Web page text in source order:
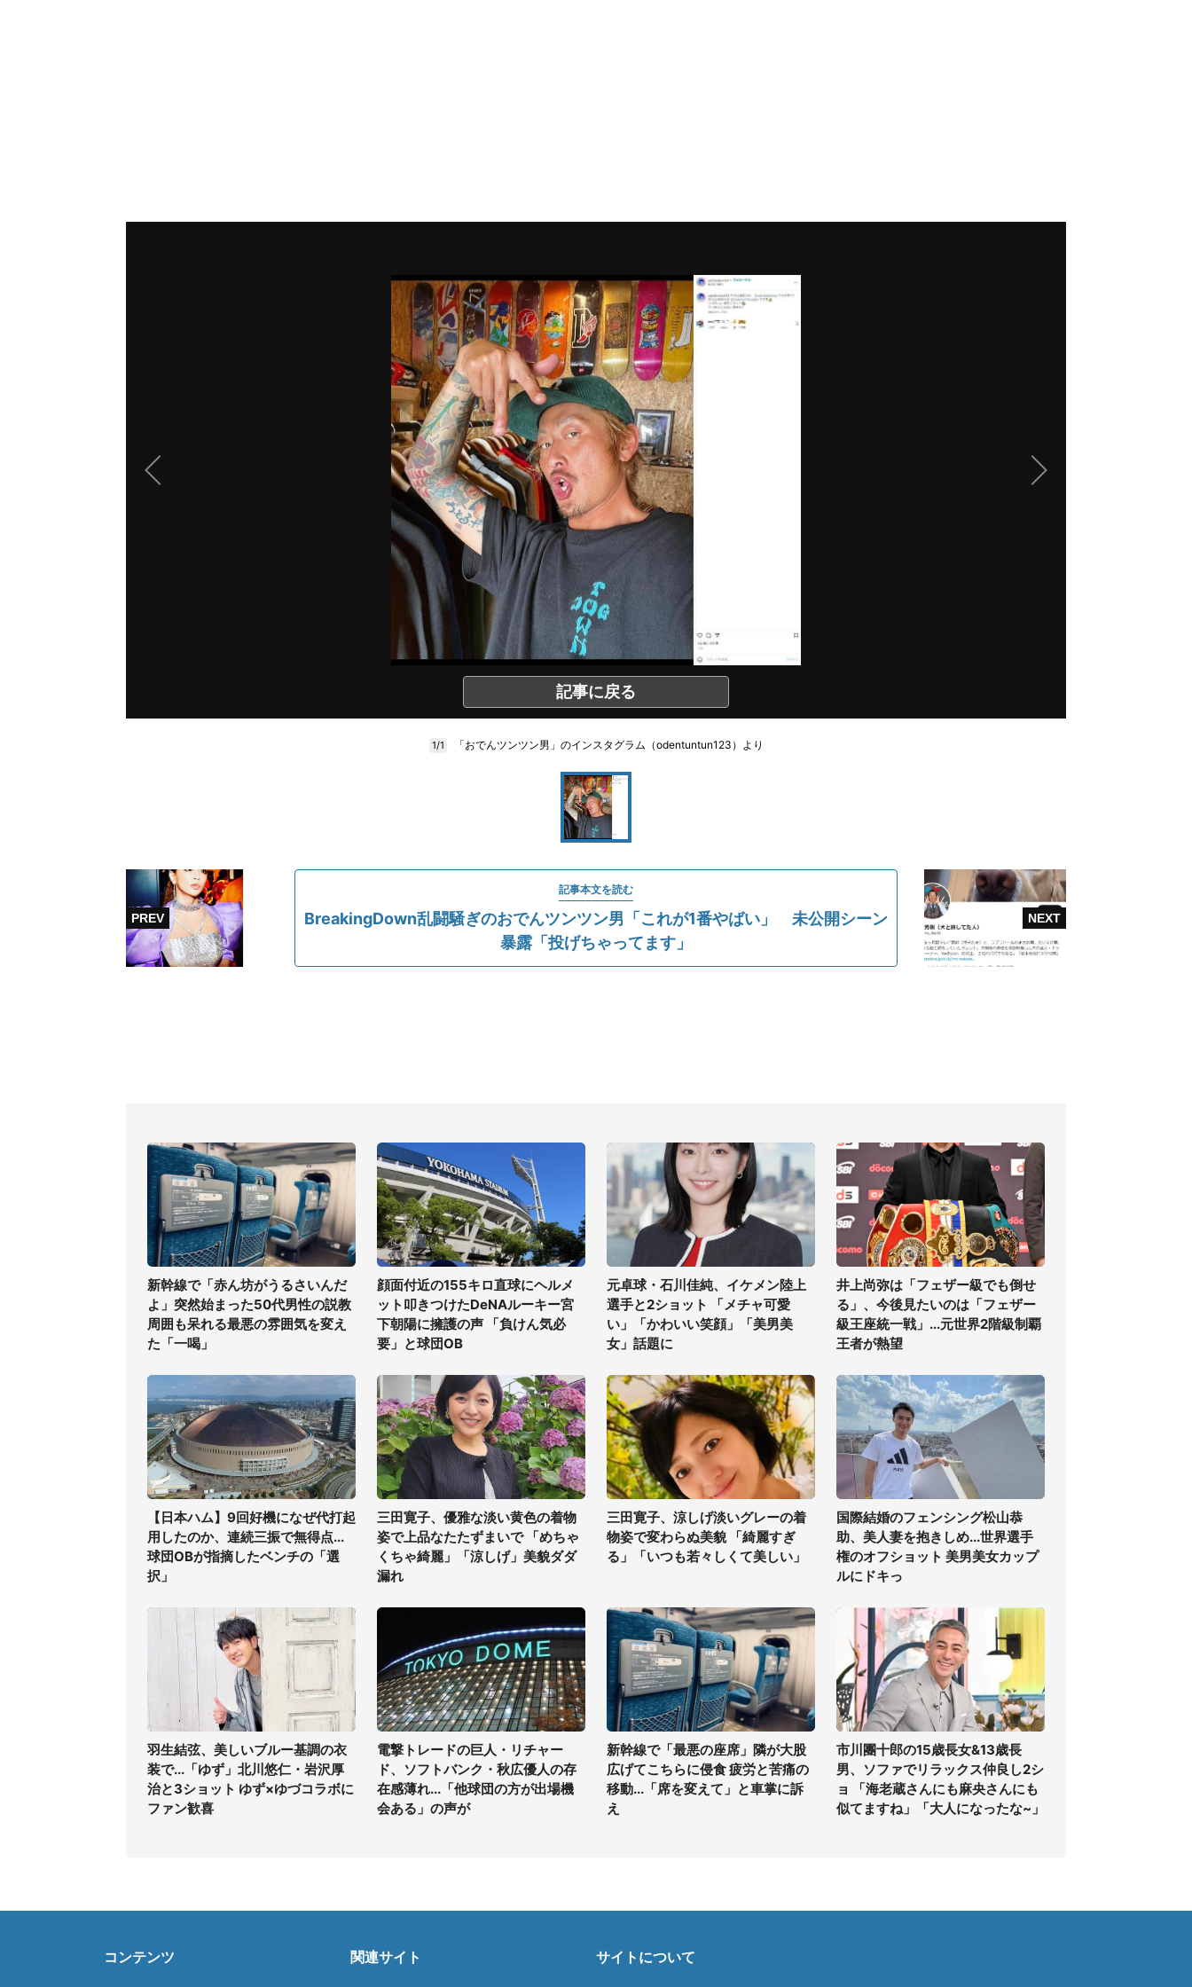
記事に戻る
1/1 「おでんツンツン男」のインスタグラム（odentuntun123）より
記事本文を読む
BreakingDown乱闘騒ぎのおでんツンツン男「これが1番やばい」 未公開シーン
暴露「投げちゃってます」
新幹線で「赤ん坊がうるさいんだ
よ」突然始まった50代男性の説教
周囲も呆れる最悪の雰囲気を変え
た「一喝」
顔面付近の155キロ直球にヘルメ
ット叩きつけたDeNAルーキー宮
下朝陽に擁護の声 「負けん気必
要」と球団OB
元卓球・石川佳純、イケメン陸上
選手と2ショット 「メチャ可愛
い」「かわいい笑顔」「美男美
女」話題に
井上尚弥は「フェザー級でも倒せ
る」、今後見たいのは「フェザー
級王座統一戦」...元世界2階級制覇
王者が熱望
【日本ハム】9回好機になぜ代打起
用したのか、連続三振で無得点...
球団OBが指摘したベンチの「選
択」
三田寛子、優雅な淡い黄色の着物
姿で上品なたたずまいで 「めちゃ
くちゃ綺麗」「涼しげ」美貌ダダ
漏れ
三田寛子、涼しげ淡いグレーの着
物姿で変わらぬ美貌 「綺麗すぎ
る」「いつも若々しくて美しい」
国際結婚のフェンシング松山恭
助、美人妻を抱きしめ...世界選手
権のオフショット 美男美女カップ
ルにドキっ
羽生結弦、美しいブルー基調の衣
装で...「ゆず」北川悠仁・岩沢厚
治と3ショット ゆず×ゆづコラボに
ファン歓喜
電撃トレードの巨人・リチャー
ド、ソフトバンク・秋広優人の存
在感薄れ...「他球団の方が出場機
会ある」の声が
新幹線で「最悪の座席」隣が大股
広げてこちらに侵食 疲労と苦痛の
移動...「席を変えて」と車掌に訴
え
市川團十郎の15歳長女&13歳長
男、ソファでリラックス仲良し2シ
ョ 「海老蔵さんにも麻央さんにも
似てますね」「大人になったな~」
コンテンツ 関連サイト サイトについて